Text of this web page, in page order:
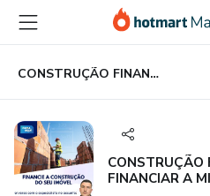
para
conteúdo
principal
para
pagamento
para
rodapé
CONSTRUÇÃO FINANCIADA - QUERO FINANCIAR A MINHA OBRA - PASSO A PASSO COM O ESPECIALISTA: GLEISON VIEIRA
CONSTRUÇÃO
FINANCIAR A